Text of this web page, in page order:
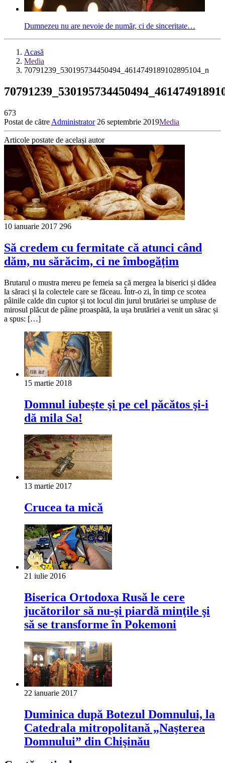
Dumnezeu nu are nevoie de număr, ci de sinceritate…
Acasă
Media
70791239_530195734450494_4614749189102895104_n
673
Postat de către Administrator 26 septembrie 2019Media
Articole postate de același autor
10 ianuarie 2017 296
Să credem cu fermitate că atunci când
dăm, nu sărăcim, ci ne îmbogățim
Brutarul o mustra mereu pe femeia sa că mergea la biserici și dădea
la săraci și la colectele care se făceau. Într-o zi, în timp ce scotea
pâinile calde din cuptor și tot locul din jurul brutăriei se umpluse de
mirosul plăcut de pâine proaspătă, la ușa brutăriei a venit un sărac și
a spus: […]
15 martie 2018
Domnul iubeşte şi pe cel păcătos şi-i
dă mila Sa!
13 martie 2017
Crucea ta mică
21 iulie 2016
Biserica Ortodoxa Rusă le cere
jucătorilor să nu-şi piardă minţile şi
să se transforme în Pokemoni
22 ianuarie 2017
Duminica după Botezul Domnului, la
Catedrala mitropolitană „Naşterea
Domnului” din Chişinău